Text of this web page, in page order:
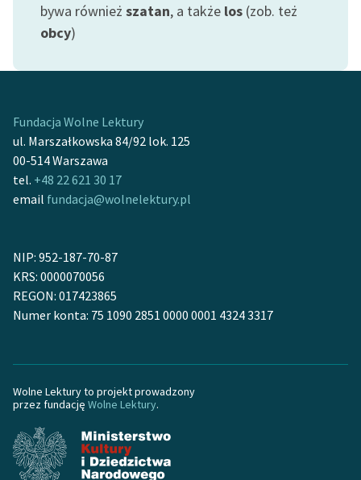
Regulamin darowizn
wrażliwych
bywa również szatan, a także los (zob. też
obcy)
Fundacja Wolne Lektury
ul. Marszałkowska 84/92 lok. 125
00-514 Warszawa
tel. +48 22 621 30 17
email fundacja@wolnelektury.pl
NIP: 952-187-70-87
KRS: 0000070056
REGON: 017423865
Numer konta: 75 1090 2851 0000 0001 4324 3317
Wolne Lektury to projekt prowadzony
przez fundację Wolne Lektury.